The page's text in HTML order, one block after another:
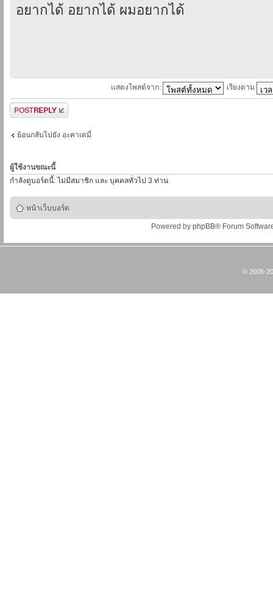
อยากได้ อยากได้ ผมอยากได้
แสดงโพสต์จาก: เรียงตาม
ตอบกระทู้
ย้อนกลับไปยัง อะคาเดมี่
ผู้ใช้งานขณะนี้
กำลังดูบอร์ดนี้: ไม่มีสมาชิก และ บุคคลทั่วไป 3 ท่าน
หน้าเว็บบอร์ด
Powered by phpBB® Forum
© 2005-